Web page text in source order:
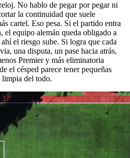
No hablo de pegar por pegar ni
la continuidad que suele
cartel. Eso pesa. Si el partido entra
el equipo alemán queda obligado a
el riesgo sube. Si logra que cada
una disputa, un pase hacia atrás,
Premier y más eliminatoria
el césped parece tener pequeñas
limpia del todo.